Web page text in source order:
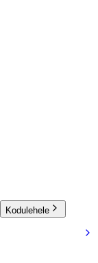
Kodulehele